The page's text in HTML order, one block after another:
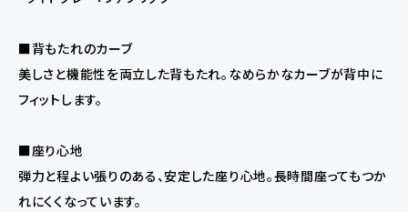
■背もたれのカーブ
美しさと機能性を両立した背もたれ。なめらかなカーブが背中に
フィットします。
■座り心地
弾力と程よい張りのある、安定した座り心地。長時間座ってもつか
れにくくなっています。